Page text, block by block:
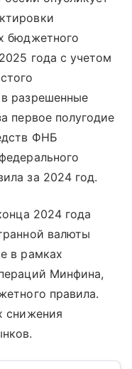
бюджетного
года с учетом
разрешенные
первое полугодие
ФНБ
за 2024 год.
2024 года
валюты
в рамках
Минфина,
правила.
снижения